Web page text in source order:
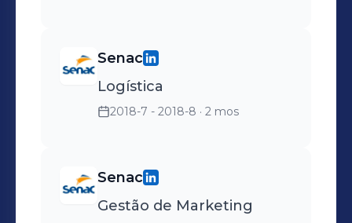
Senac
Logística
2018-7 - 2018-8 · 2 mos
Senac
Gestão de Marketing